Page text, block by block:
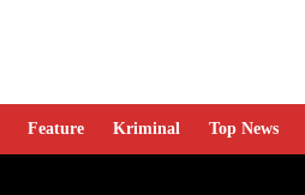
Feature Kriminal Top News